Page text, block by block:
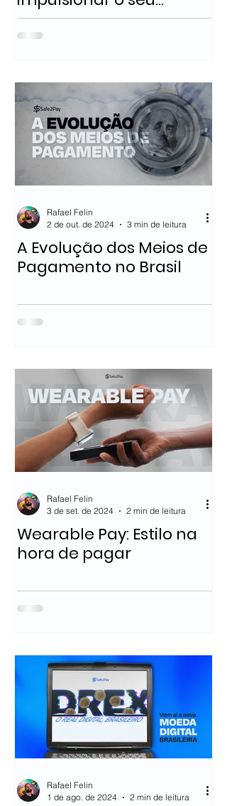
negócio.
A Evolução dos Meios de
Pagamento no Brasil
Rafael Felin
2 de out. de 2024
3 min de leitura
Wearable Pay: Estilo na
hora de pagar
Rafael Felin
3 de set. de 2024
2 min de leitura
Rafael Felin
1 de ago. de 2024
2 min de leitura